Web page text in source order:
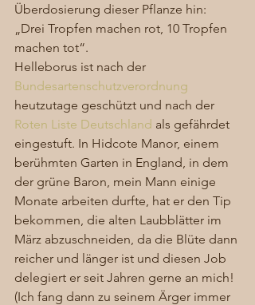
Überdosierung dieser Pflanze hin:
„Drei Tropfen machen rot, 10 Tropfen
machen tot“.
Helleborus ist nach der
Bundesartenschutzverordnung
heutzutage geschützt und nach der
Roten Liste Deutschland als gefährdet
eingestuft. In Hidcote Manor, einem
berühmten Garten in England, in dem
der grüne Baron, mein Mann einige
Monate arbeiten durfte, hat er den Tip
bekommen, die alten Laubblätter im
März abzuschneiden, da die Blüte dann
reicher und länger ist und diesen Job
delegiert er seit Jahren gerne an mich!
(Ich fang dann zu seinem Ärger immer